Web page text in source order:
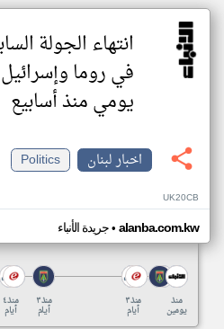
انتهاء الجولة
في روما
يومي منذ أسابيع
اخبار لبنان
Politics
UK20CB
جريدة الأنباء• alanba.com.kw
منذ ٤
أيام
منذ ٣
أيام
منذ ٣
أيام
منذ
يومين